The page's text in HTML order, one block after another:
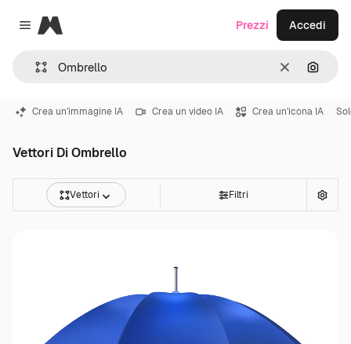
Close menu
Magnific
CancellaCerca
Prezzi Accedi
Crea un'immagine IA Crea un video IA Crea un'icona IA
Vettori Di Ombrello
Vettori Filtri